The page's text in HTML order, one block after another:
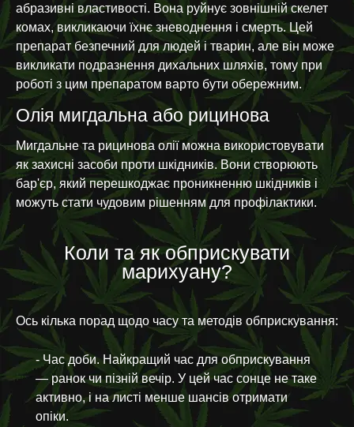
абразивні властивості. Вона руйнує зовнішній скелет
комах, викликаючи їхнє зневоднення і смерть. Цей
препарат безпечний для людей і тварин, але він може
викликати подразнення дихальних шляхів, тому при
роботі з цим препаратом варто бути обережним.
Олія мигдальна або рицинова
Мигдальне та рицинова олії можна використовувати
як захисні засоби проти шкідників. Вони створюють
бар'єр, який перешкоджає проникненню шкідників і
можуть стати чудовим рішенням для профілактики.
Коли та як обприскувати
марихуану?
Ось кілька порад щодо часу та методів обприскування:
- Час доби. Найкращий час для обприскування
— ранок чи пізній вечір. У цей час сонце не таке
активно, і на листі менше шансів отримати
опіки.